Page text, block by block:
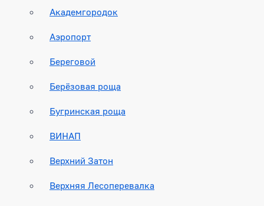
Академгородок
Аэропорт
Береговой
Берёзовая роща
Бугринская роща
ВИНАП
Верхний Затон
Верхняя Лесоперевалка